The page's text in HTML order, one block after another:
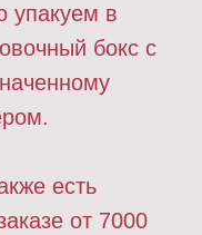
упакуем в
бокс с
есть
от 7000